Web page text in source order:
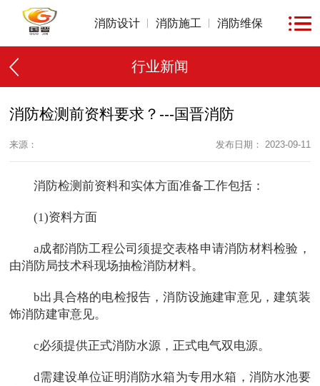
消防设计 消防施工 消防维保
行业新闻
消防检测前资料要求？---国晋消防
来源： 发布日期： 2023-09-11
消防检测前资料和实体方面准备工作包括：
(1)资料方面
a成都消防工程公司须提交表格申请消防材料检验，
由消防局技术科现场抽检消防材料。
b出具合格的电检报告，消防设施建审意见，建筑装
饰消防建审意见。
c必须提供正式消防水源，正式电气双电源。
d需建设单位证明消防水箱为专用水箱，消防水池要